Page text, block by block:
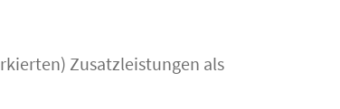
Zusatzleistungen als